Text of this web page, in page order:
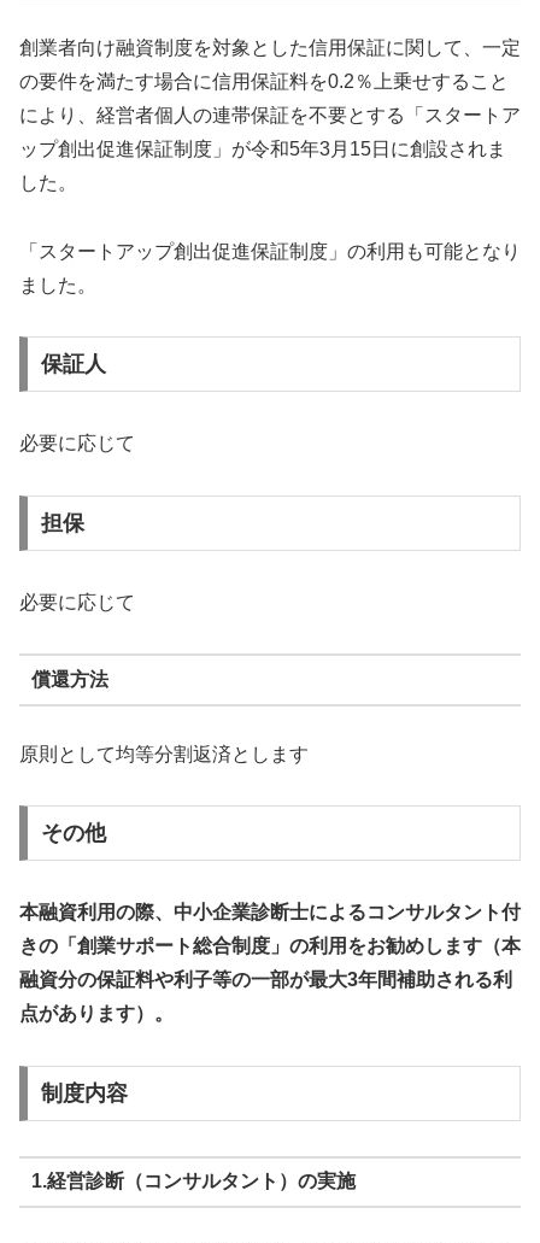
創業者向け融資制度を対象とした信用保証に関して、一定
の要件を満たす場合に信用保証料を0.2％上乗せすること
により、経営者個人の連帯保証を不要とする「スタートア
ップ創出促進保証制度」が令和5年3月15日に創設されま
した。
「スタートアップ創出促進保証制度」の利用も可能となり
ました。
保証人
必要に応じて
担保
必要に応じて
償還方法
原則として均等分割返済とします
その他
本融資利用の際、中小企業診断士によるコンサルタント付
きの「創業サポート総合制度」の利用をお勧めします（本
融資分の保証料や利子等の一部が最大3年間補助される利
点があります）。
制度内容
1.経営診断（コンサルタント）の実施